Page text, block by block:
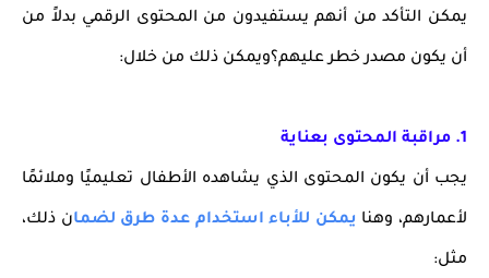
يمكن التأكد من أنهم يستفيدون من المحتوى الرقمي بدلاً من
أن يكون مصدر خطر عليهم؟ويمكن ذلك من خلال:
1. مراقبة المحتوى بعناية
يجب أن يكون المحتوى الذي يشاهده الأطفال تعليميًا وملائمًا
لأعمارهم، وهنا يمكن للأباء استخدام عدة طرق لضمان ذلك،
مثل: